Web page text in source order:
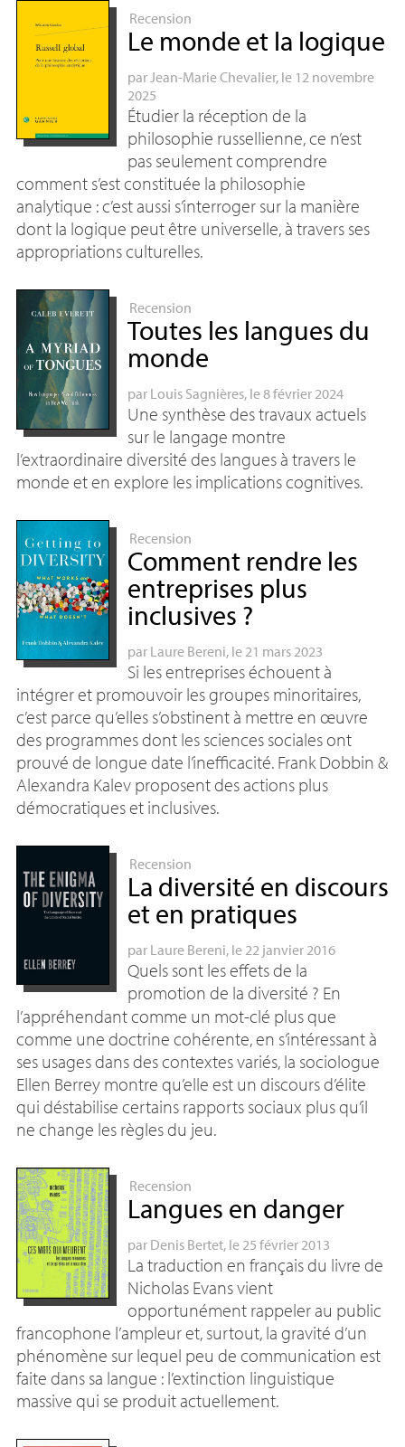
Recension
Le monde et la logique
parJean-Marie Chevalier, le 12 novembre
2025
Étudier la réception de la
philosophie russellienne, ce n’est
pas seulement comprendre
comment s’est constituée la philosophie
analytique : c’est aussi s’interroger sur la manière
dont la logique peut être universelle, à travers ses
appropriations culturelles.
Recension
Toutes les langues du
monde
par Louis Sagnières, le 8 février 2024
Une synthèse des travaux actuels
sur le langage montre
l’extraordinaire diversité des langues à travers le
monde et en explore les implications cognitives.
Recension
Comment rendre les
entreprises plus
inclusives ?
par Laure Bereni, le 21 mars 2023
Si les entreprises échouent à
intégrer et promouvoir les groupes minoritaires,
c’est parce qu’elles s’obstinent à mettre en œuvre
des programmes dont les sciences sociales ont
prouvé de longue date l’inefficacité. Frank Dobbin &
Alexandra Kalev proposent des actions plus
démocratiques et inclusives.
Recension
La diversité en discours
et en pratiques
par Laure Bereni, le 22 janvier 2016
Quels sont les effets de la
promotion de la diversité ? En
l’appréhendant comme un mot-clé plus que
comme une doctrine cohérente, en s’intéressant à
ses usages dans des contextes variés, la sociologue
Ellen Berrey montre qu’elle est un discours d’élite
qui déstabilise certains rapports sociaux plus qu’il
ne change les règles du jeu.
Recension
Langues en danger
par Denis Bertet, le 25 février 2013
La traduction en français du livre de
Nicholas Evans vient
opportunément rappeler au public
francophone l’ampleur et, surtout, la gravité d’un
phénomène sur lequel peu de communication est
faite dans sa langue : l’extinction linguistique
massive qui se produit actuellement.